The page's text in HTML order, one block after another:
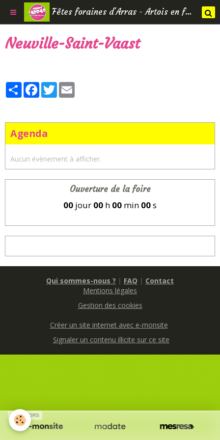
Fêtes foraines d'Arras - Artois en fêtes
Neuville-Saint-Vaast
PartagerFacebook
Twitter
Agenda
Aucun évènement à afficher.
Ouverture de la foire
00 jour 00 h 00 min 00s
Qui sommes-nous ? | FAQ | Contact
Mentions légales
Gestion des cookies
Créer un site internet avec e-monsite
Signaler un contenu illicite sur ce site
SPONSORS